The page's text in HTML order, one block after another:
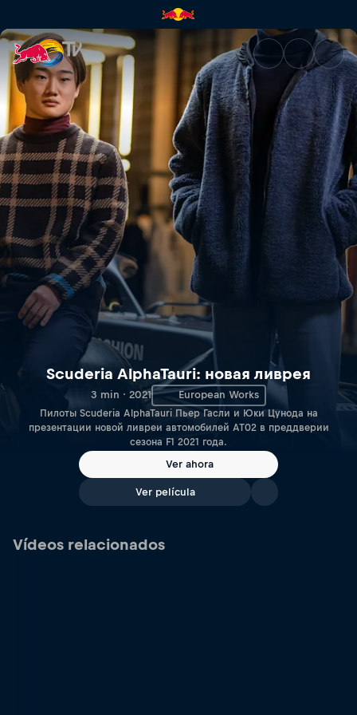
Scuderia AlphaTauri: новая ливрея
3 min · 2021 European Works
Пилоты Scuderia AlphaTauri Пьер Гасли и Юки Цунода на
презентации новой ливреи автомобилей AT02 в преддверии
сезона F1 2021 года.
Ver ahora
Ver película
Vídeos relacionados